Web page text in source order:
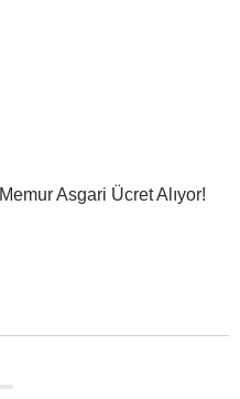
Memur Asgari Ücret Alıyor!